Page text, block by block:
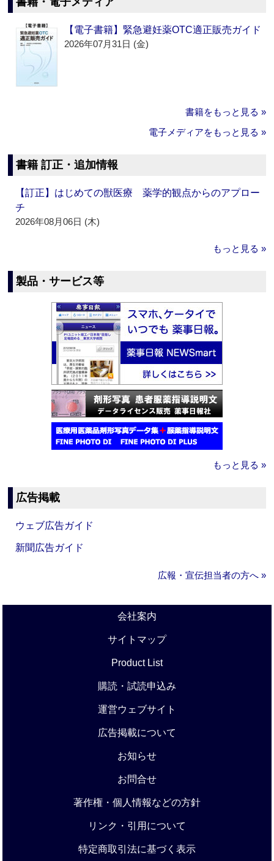
【電子書籍】緊急避妊薬OTC適正販売ガイド
2026年07月31日 (金)
書籍をもっと見る »
電子メディアをもっと見る »
書籍 訂正・追加情報
【訂正】はじめての獣医療 薬学的観点からのアプロー
チ
2026年08月06日 (木)
もっと見る »
製品・サービス等
もっと見る »
広告掲載
ウェブ広告ガイド
新聞広告ガイド
広報・宣伝担当者の方へ »
会社案内
サイトマップ
Product List
購読・試読申込み
運営ウェブサイト
広告掲載について
お知らせ
お問合せ
著作権・個人情報などの方針
リンク・引用について
特定商取引法に基づく表示